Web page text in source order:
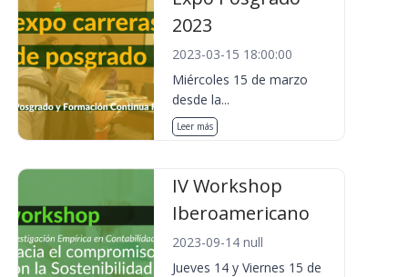
2023
2023-03-15 18:00:00
Miércoles 15 de marzo
desde la...
Leer más
IV Workshop
Iberoamericano
2023-09-14 null
Jueves 14 y Viernes 15 de